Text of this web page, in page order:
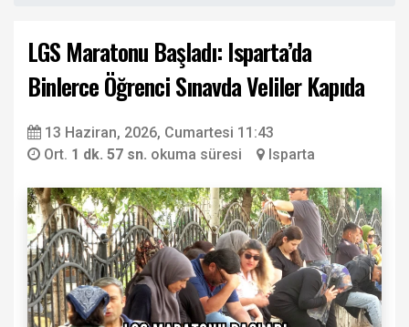
LGS Maratonu Başladı: Isparta’da
Binlerce Öğrenci Sınavda Veliler Kapıda
13 Haziran, 2026, Cumartesi 11:43
Ort. 1 dk. 57 sn. okuma süresi Isparta